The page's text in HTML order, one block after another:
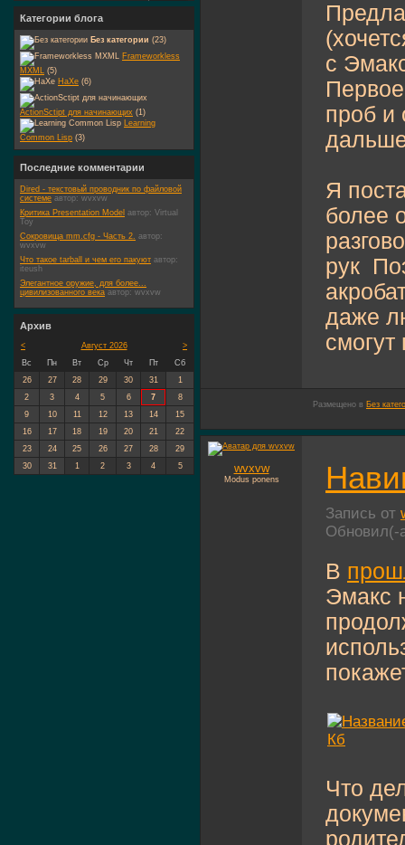
с
проб и
Я
более
рук
даже
Размещено в Без
wvxvw
Modus ponens
Запись от
В
Эмакс
Что
Категории блога
Без категории (23)
Frameworkless
MXML (5)
HaXe (6)
ActionSctipt для начинающих (1)
Learning
Common Lisp (3)
Последние комментарии
Dired - текстовый проводник по файловой
системе автор: wvxvw
Критика Presentation Model автор: Virtual
Toy
Сокровища mm.cfg - Часть 2. автор:
wvxvw
Что такое tarball и чем его пакуют автор:
iteush
Элегантное оружие, для более...
цивилизованного века автор: wvxvw
Архив
< >
Август 2026
Вс
Пн Вт Ср Чт Пт
Сб
26
27 28 29 30 31
1
2
3 4 5 6 7
8
9
10 11 12 13 14
15
16
17 18 19 20 21
22
23
24 25 26 27 28
29
30
31 1 2 3 4 5